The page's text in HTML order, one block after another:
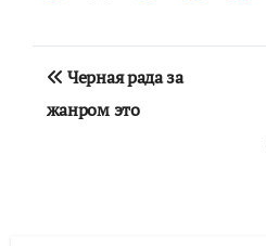
Навигация
по
Черная рада за
жанром это